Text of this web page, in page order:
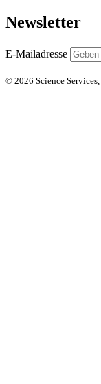
Newsletter
E-Mailadresse
© 2026 Science Services,